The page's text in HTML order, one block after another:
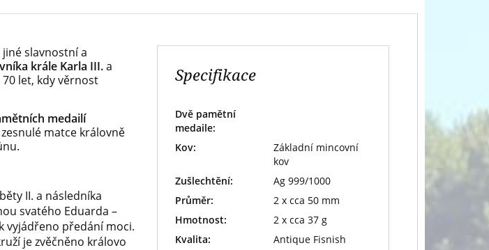
slavnostní a
krále Karla III.a
let, kdy věrnost
medailí
matce královně
II. a následníka
svatého Eduarda –
vyjádřeno předání moci.
je zvěčněno královo
Specifikace
Dvě pamětní
medaile:
Kov:
Základní mincovní
kov
Zušlechtění:
Ag 999/1000
Průměr:
2 x cca 50 mm
Hmotnost:
2 x cca 37 g
Kvalita:
Antique Fisnish